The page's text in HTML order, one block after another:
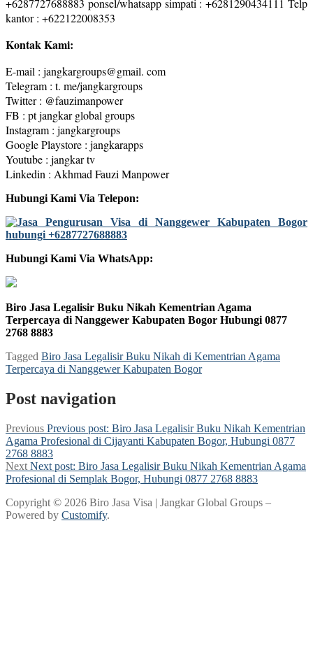
+6287727688883 ponsel/whatsapp simpati : +6281290434111 Telp
kantor : +622122008353
Kontak Kami:
E-mail : jangkargroups@gmail. com
Telegram : t. me/jangkargroups
Twitter : @fauzimanpower
FB : pt jangkar global groups
Instagram : jangkargroups
Google Playstore : jangkarapps
Youtube : jangkar tv
Linkedin : Akhmad Fauzi Manpower
Hubungi Kami Via Telepon:
Hubungi Kami Via WhatsApp:
Biro Jasa Legalisir Buku Nikah Kementrian Agama
Terpercaya di Nanggewer Kabupaten Bogor Hubungi 0877
2768 8883
Tagged Biro Jasa Legalisir Buku Nikah di Kementrian Agama
Terpercaya di Nanggewer Kabupaten Bogor
Post navigation
Previous Previous post: Biro Jasa Legalisir Buku Nikah Kementrian
Agama Profesional di Cijayanti Kabupaten Bogor, Hubungi 0877
2768 8883
Next Next post: Biro Jasa Legalisir Buku Nikah Kementrian Agama
Profesional di Semplak Bogor, Hubungi 0877 2768 8883
Copyright © 2026 Biro Jasa Visa | Jangkar Global Groups –
Powered by Customify.